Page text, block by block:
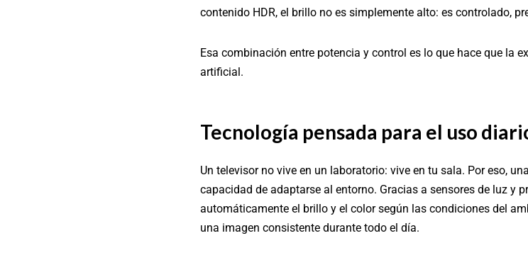
contenido HDR, el brillo no es simplemente alto: es controlado,
Esa combinación entre potencia y control es lo que hace que la
artificial.
Tecnología pensada para el uso
Un televisor no vive en un laboratorio: vive en tu sala. Por eso,
capacidad de adaptarse al entorno. Gracias a sensores de luz y
automáticamente el brillo y el color según las condiciones del
una imagen consistente durante todo el día.